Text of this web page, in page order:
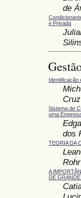
de
e Privada
Identificação
Cruz
Sistema de
uma
dos
TEORIA DA
A
DE